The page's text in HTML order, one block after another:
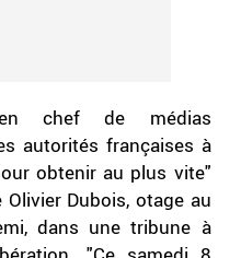
en chef de médias
autorités françaises à
obtenir au plus vite"
Dubois, otage au
dans une tribune à